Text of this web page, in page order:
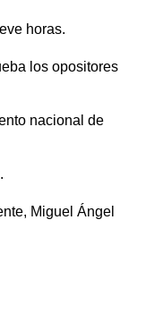
horas.
los opositores
nacional de
Miguel Ángel